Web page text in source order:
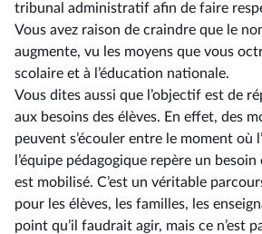
tribunal administratif afin de faire
Vous avez raison de craindre que le
augmente, vu les moyens que vous
scolaire et à l’éducation nationale.
Vous dites aussi que l’objectif est de
aux besoins des élèves. En effet, des
peuvent s’écouler entre le moment où
l’équipe pédagogique repère un
est mobilisé. C’est un véritable
pour les élèves, les familles, les
point qu’il faudrait agir, mais ce n’est